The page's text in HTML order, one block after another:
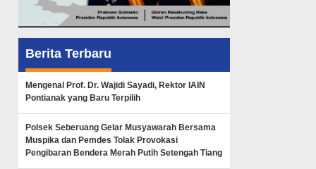
Berita Terbaru
Mengenal Prof. Dr. Wajidi Sayadi, Rektor IAIN
Pontianak yang Baru Terpilih
Polsek Seberuang Gelar Musyawarah Bersama
Muspika dan Pemdes Tolak Provokasi
Pengibaran Bendera Merah Putih Setengah Tiang